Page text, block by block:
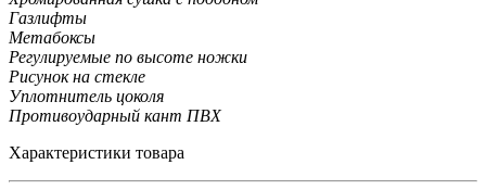
Газлифты
Метабоксы
Регулируемые по высоте ножки
Рисунок на стекле
Уплотнитель цоколя
Противоударный кант ПВХ
Характеристики товара